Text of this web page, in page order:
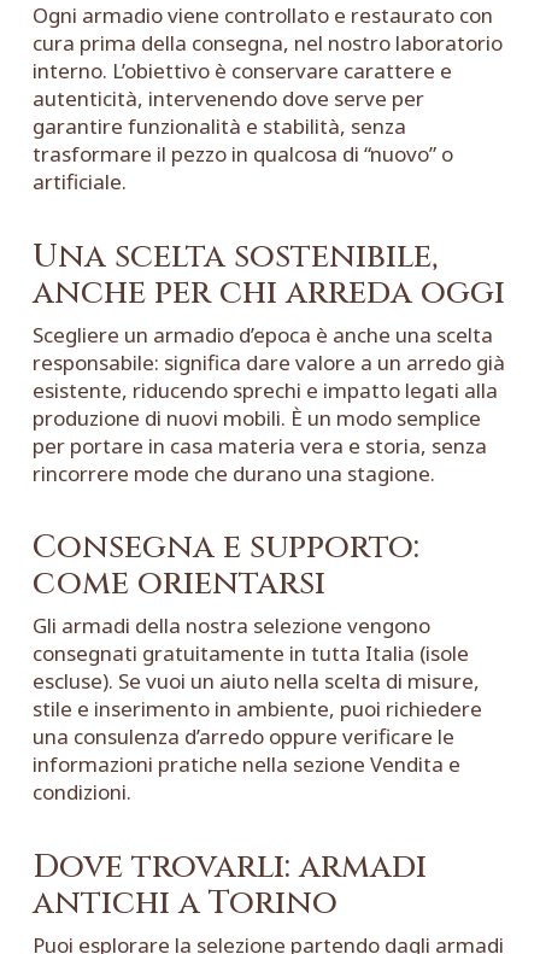
Ogni armadio viene controllato e restaurato con
cura prima della consegna, nel nostro laboratorio
interno. L’obiettivo è conservare carattere e
autenticità, intervenendo dove serve per
garantire funzionalità e stabilità, senza
trasformare il pezzo in qualcosa di “nuovo” o
artificiale.
Una scelta sostenibile,
anche per chi arreda oggi
Scegliere un armadio d’epoca è anche una scelta
responsabile: significa dare valore a un arredo già
esistente, riducendo sprechi e impatto legati alla
produzione di nuovi mobili. È un modo semplice
per portare in casa materia vera e storia, senza
rincorrere mode che durano una stagione.
Consegna e supporto:
come orientarsi
Gli armadi della nostra selezione vengono
consegnati gratuitamente in tutta Italia (isole
escluse). Se vuoi un aiuto nella scelta di misure,
stile e inserimento in ambiente, puoi richiedere
una consulenza d’arredooppure verificare le
informazioni pratiche nella sezione Vendita e
condizioni.
Dove trovarli: armadi
antichi a Torino
Puoi esplorare la selezione partendo dagli armadi